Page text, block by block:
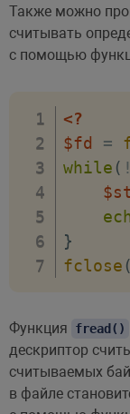
Также можно
считывать
с помощью
<?
$fd
=
while ( !
}
fclose (
Функция fread()
дескриптор
считываемых
в файле